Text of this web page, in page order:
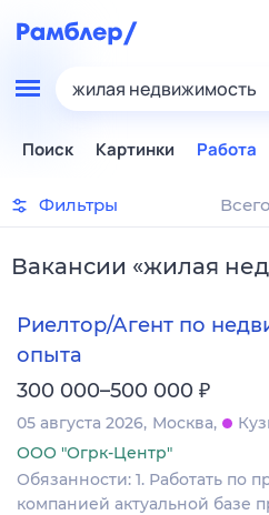
жилая недвижимость
Поиск Картинки Работа
Фильтры
Вакансии «жилая
Риелтор/Агент по
опыта
300 000–500 000 ₽
05 августа 2026 Москва
ООО "Огрк-Центр"
Обязанности: 1. Работать по
компанией актуальной базе